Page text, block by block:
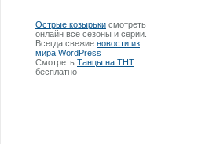
Острые козырьки смотреть
онлайн все сезоны и серии.
Всегда свежие новости из
мира WordPress
Смотреть Танцы на ТНТ
бесплатно